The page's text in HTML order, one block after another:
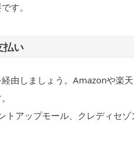
す。
払い
由しましょう。Amazonや楽
アップモール、クレディセ